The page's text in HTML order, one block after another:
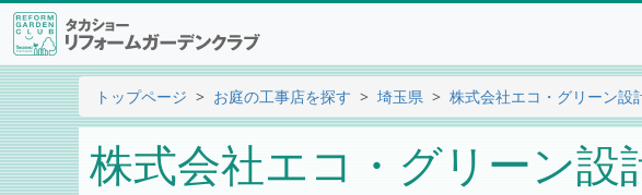
トップページ お庭の工事店を探す 埼玉県 株式会社エコ・グリーン設
株式会社エコ・グリーン設